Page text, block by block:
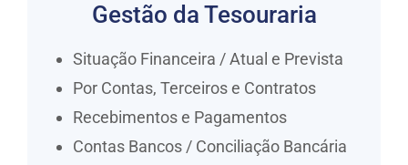
Gestão da Tesouraria
Situação Financeira / Atual e Prevista
Por Contas, Terceiros e Contratos
Recebimentos e Pagamentos
Contas Bancos / Conciliação Bancária